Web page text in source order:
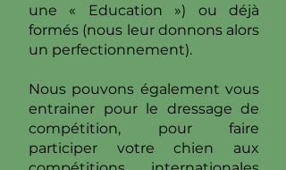
une « Education ») ou déjà
formés (nous leur donnons alors
un perfectionnement).
Nous pouvons également vous
entrainer pour le dressage de
compétition, pour faire
participer votre chien aux